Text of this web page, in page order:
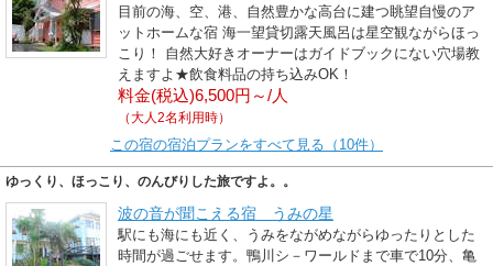
目前の海、空、港、自然豊かな高台に建つ眺望自慢のア
ットホームな宿 海一望貸切露天風呂は星空観ながらほっ
こり！ 自然大好きオーナーはガイドブックにない穴場教
えますよ★飲食料品の持ち込みOK！
料金(税込)6,500円～/人
（大人2名利用時）
この宿の宿泊プランをすべて見る（10件）
ゆっくり、ほっこり、のんびりした旅ですよ。。
波の音が聞こえる宿 うみの星
駅にも海にも近く、うみをながめながらゆったりとした
時間が過ごせます。鴨川シ－ワールドまで車で10分、亀